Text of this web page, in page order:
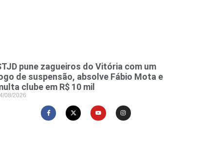
pune zagueiros do Vitória com um
de suspensão, absolve Fábio Mota e
clube em R$ 10 mil
08/2026